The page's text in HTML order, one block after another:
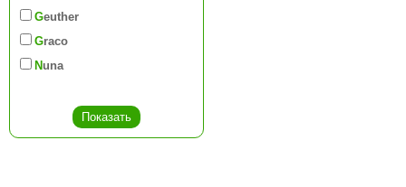
Geuther
Graco
Nuna